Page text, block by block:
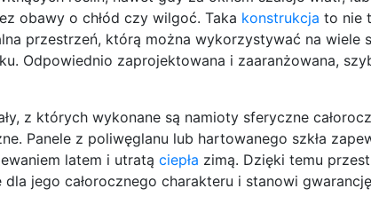
obawy o chłód czy wilgoć. Taka konstrukcja to nie
przestrzeń, którą można wykorzystywać na wiele
Odpowiednio zaprojektowana i zaaranżowana,
z których wykonane są namioty sferyczne
Panele z poliwęglanu lub hartowanego szkła
latem i utratą ciepła zimą. Dzięki temu
jego całorocznego charakteru i stanowi